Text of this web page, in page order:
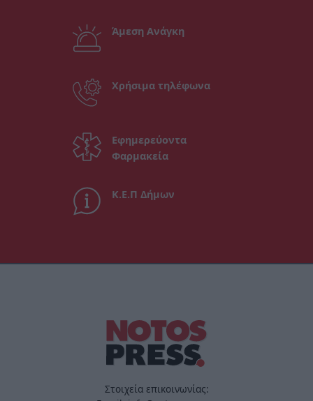
Άμεση Ανάγκη
Χρήσιμα τηλέφωνα
Εφημερεύοντα
Φαρμακεία
Κ.Ε.Π Δήμων
Στοιχεία επικοινωνίας: